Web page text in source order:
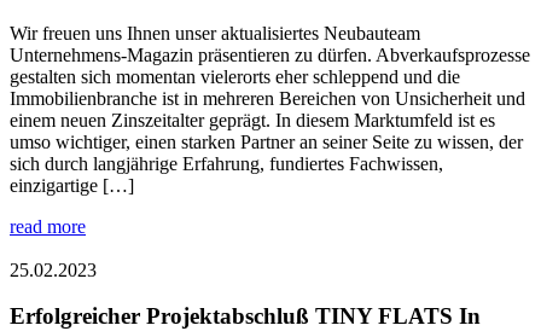
Wir freuen uns Ihnen unser aktualisiertes Neubauteam
Unternehmens-Magazin präsentieren zu dürfen. Abverkaufsprozesse
gestalten sich momentan vielerorts eher schleppend und die
Immobilienbranche ist in mehreren Bereichen von Unsicherheit und
einem neuen Zinszeitalter geprägt. In diesem Marktumfeld ist es
umso wichtiger, einen starken Partner an seiner Seite zu wissen, der
sich durch langjährige Erfahrung, fundiertes Fachwissen,
einzigartige […]
read more
25.02.2023
Erfolgreicher Projektabschluß TINY FLATS In